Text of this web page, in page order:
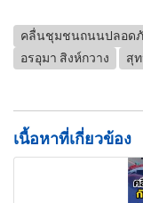
คลื่นชุมชนถนนปลอด
อรอุมา สิงห์กวาง
สุ
เนื้อหาที่เกี่ยวข้อง